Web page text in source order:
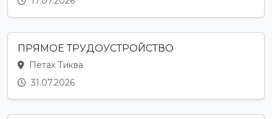
ПРЯМОЕ ТРУДОУСТРОЙСТВО
Петах Тиква
31.07.2026